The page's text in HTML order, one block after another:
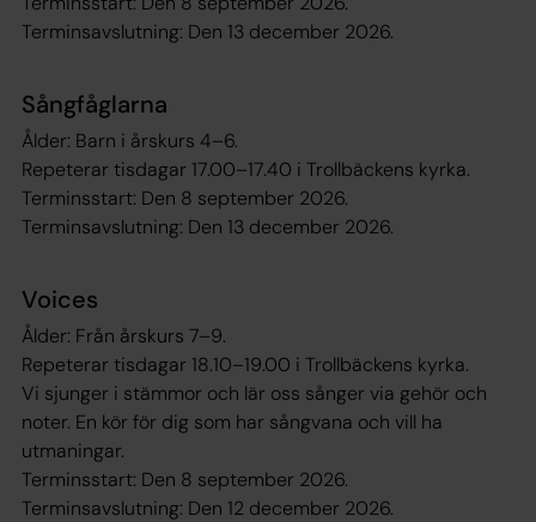
Terminsavslutning: Den 13 december 2026.
Sångfåglarna
Ålder: Barn i årskurs 4–6.
Repeterar tisdagar 17.00–17.40 i Trollbäckens kyrka.
Terminsstart: Den 8 september 2026.
Terminsavslutning: Den 13 december 2026.
Voices
Ålder: Från årskurs 7–9.
Repeterar tisdagar 18.10–19.00 i Trollbäckens kyrka.
Vi sjunger i stämmor och lär oss sånger via gehör och
noter. En kör för dig som har sångvana och vill ha
utmaningar.
Terminsstart: Den 8 september 2026.
Terminsavslutning: Den 12 december 2026.